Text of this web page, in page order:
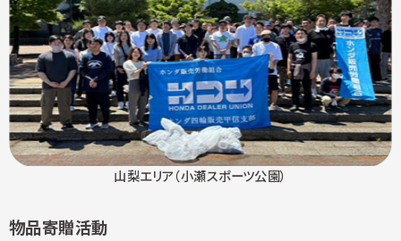
山梨エリア（小瀬スポーツ公園）
物品寄贈活動